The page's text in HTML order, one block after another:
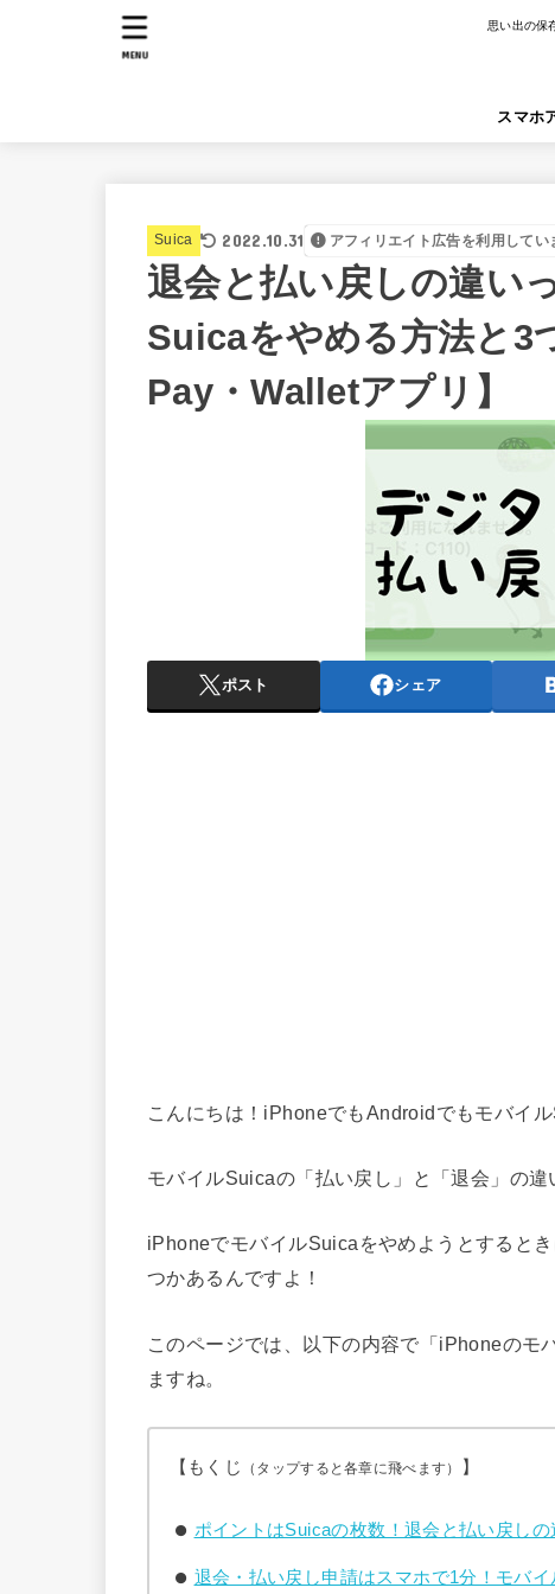
思い出の保
スマホ
MENU
Suica 2022.10.31 アフィリエイト広告を利用してい
退会と払い戻しの違い
Suicaをやめる方法と3
Pay・Walletアプリ】
ポスト シェア
こんにちは！iPhoneでもAndroidでもモバイ
モバイルSuicaの「払い戻し」と「退会」の違
iPhoneでモバイルSuicaをやめようとすると
つかあるんですよ！
このページでは、以下の内容で「iPhoneのモ
ますね。
【もくじ （タップすると各章に飛べます） 】
ポイントはSuicaの枚数！退会と払い戻しの
退会・払い戻し申請はスマホで1分！モバ